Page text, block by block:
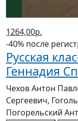
1264,00р.
-40% после
Русская
Геннадия
Чехов Антон
Сергеевич,
Погорельский